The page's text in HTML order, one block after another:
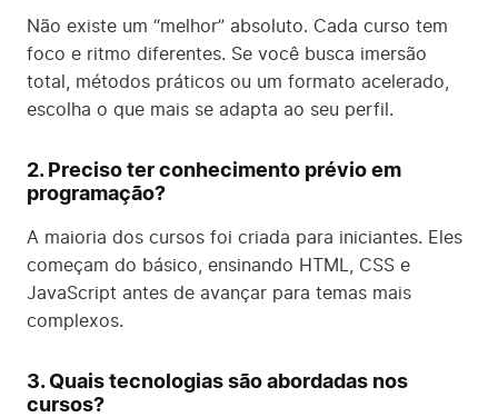
Não existe um “melhor” absoluto. Cada curso tem
foco e ritmo diferentes. Se você busca imersão
total, métodos práticos ou um formato acelerado,
escolha o que mais se adapta ao seu perfil.
2. Preciso ter conhecimento prévio em
programação?
A maioria dos cursos foi criada para iniciantes. Eles
começam do básico, ensinando HTML, CSS e
JavaScript antes de avançar para temas mais
complexos.
3. Quais tecnologias são abordadas nos
cursos?